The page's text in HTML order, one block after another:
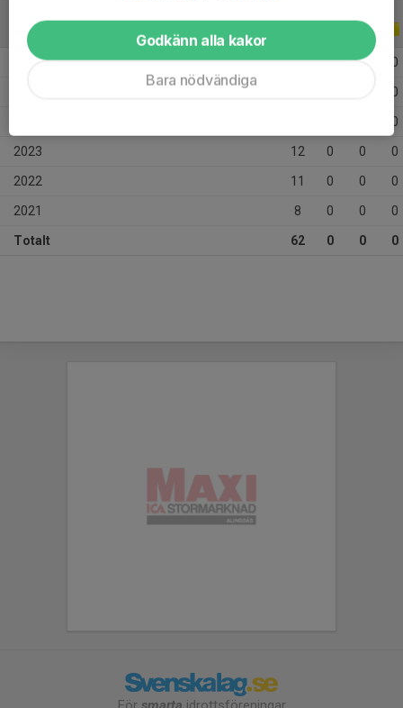
ALLA SERIER
2026 7 0 0 0
0
0
2023 12 0 0 0
2022 11 0 0 0
2021 8 0 0 0
Totalt 62 0 0 0
Godkänn alla kakor
Bara nödvändiga